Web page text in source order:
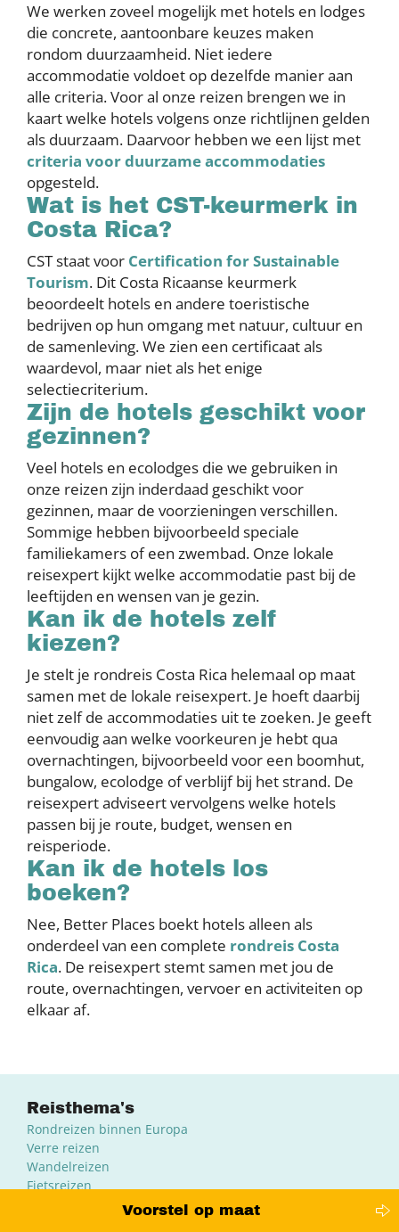
We werken zoveel mogelijk met hotels en lodges
die concrete, aantoonbare keuzes maken
rondom duurzaamheid. Niet iedere
accommodatie voldoet op dezelfde manier aan
alle criteria. Voor al onze reizen brengen we in
kaart welke hotels volgens onze richtlijnen gelden
als duurzaam. Daarvoor hebben we een lijst met
criteria voor duurzame accommodaties
opgesteld.
Wat is het CST-keurmerk in
Costa Rica?
CST staat voor Certification for Sustainable
Tourism. Dit Costa Ricaanse keurmerk
beoordeelt hotels en andere toeristische
bedrijven op hun omgang met natuur, cultuur en
de samenleving. We zien een certificaat als
waardevol, maar niet als het enige
selectiecriterium.
Zijn de hotels geschikt voor
gezinnen?
Veel hotels en ecolodges die we gebruiken in
onze reizen zijn inderdaad geschikt voor
gezinnen, maar de voorzieningen verschillen.
Sommige hebben bijvoorbeeld speciale
familiekamers of een zwembad. Onze lokale
reisexpert kijkt welke accommodatie past bij de
leeftijden en wensen van je gezin.
Kan ik de hotels zelf
kiezen?
Je stelt je rondreis Costa Rica helemaal op maat
samen met de lokale reisexpert. Je hoeft daarbij
niet zelf de accommodaties uit te zoeken. Je geeft
eenvoudig aan welke voorkeuren je hebt qua
overnachtingen, bijvoorbeeld voor een boomhut,
bungalow, ecolodge of verblijf bij het strand. De
reisexpert adviseert vervolgens welke hotels
passen bij je route, budget, wensen en
reisperiode.
Kan ik de hotels los
boeken?
Nee, Better Places boekt hotels alleen als
onderdeel van een complete rondreis Costa
Rica. De reisexpert stemt samen met jou de
route, overnachtingen, vervoer en activiteiten op
elkaar af.
Voorstel op maat
Reisthema's
Rondreizen binnen Europa
Verre reizen
Wandelreizen
Fietsreizen